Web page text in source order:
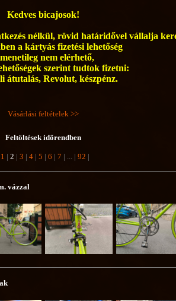
Kedves bicajosok!
nélkül, rövid határidővel vállalja
a kártyás fizetési lehetőség
nem elérhető,
szerint tudtok fizetni:
átutalás, Revolut, készpénz.
Vásárlási feltételek >>
Feltöltések időrendben
1 | 2 | 3 | 4 | 5 | 6 | 7 | ... | 92 |
vázzal